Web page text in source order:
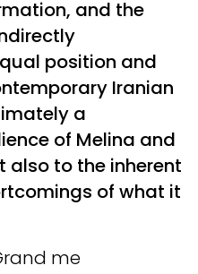
and the
position and
Iranian
a
of Melina and
also to the inherent
of what it
me